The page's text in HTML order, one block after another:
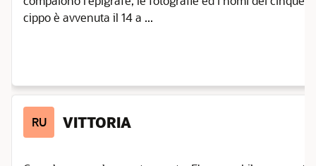
cippo è avvenuta il 14 a ...
RU VITTORIA